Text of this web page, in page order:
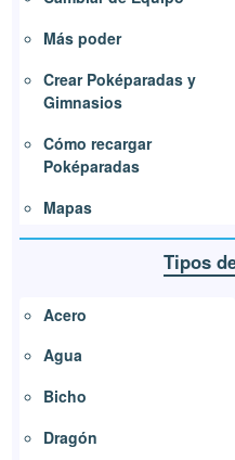
Más poder
Crear Poképaradas y
Gimnasios
Cómo recargar
Poképaradas
Mapas
Tipos
Acero
Agua
Bicho
Dragón